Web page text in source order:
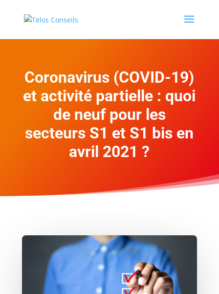
Coronavirus (COVID-19)
et activité partielle : quoi
de neuf pour les
secteurs S1 et S1 bis en
avril 2021 ?